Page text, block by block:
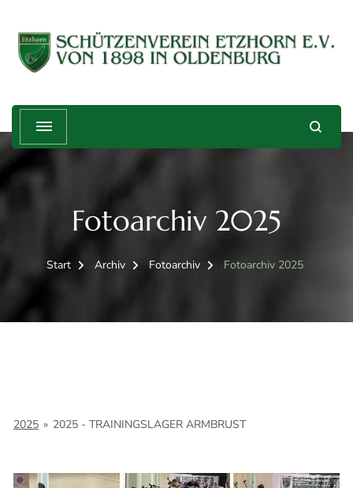
Schützenverein Etzhorn e.V. von
1898
Treffender geht's nicht!
Fotoarchiv 2025
Start Archiv Fotoarchiv Fotoarchiv 2025
2025 » 2025 - TRAININGSLAGER ARMBRUST